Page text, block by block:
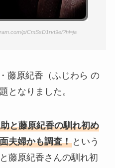
p/CmSsD1rvt9e/?hl=ja
藤原紀香（ふじわら の
となりました。
と藤原紀香の馴れ初め
夫婦かも調査！という
藤原紀香さんの馴れ初